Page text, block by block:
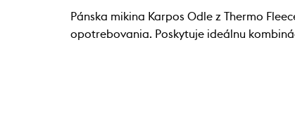
Pánska mikina Karpos Odle z Thermo
opotrebovania. Poskytuje ideálnu